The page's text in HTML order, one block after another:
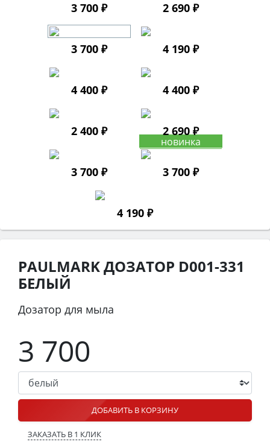
3 700 ₽ 2 690 ₽
3 700 ₽ 4 190 ₽
4 400 ₽ 4 400 ₽
2 400 ₽ 2 690 ₽
3 700 ₽ 3 700 ₽
4 190 ₽
PAULMARK ДОЗАТОР D001-331
БЕЛЫЙ
Дозатор для мыла
3 700
ДОБАВИТЬ В КОРЗИНУ
ЗАКАЗАТЬ В 1 КЛИК